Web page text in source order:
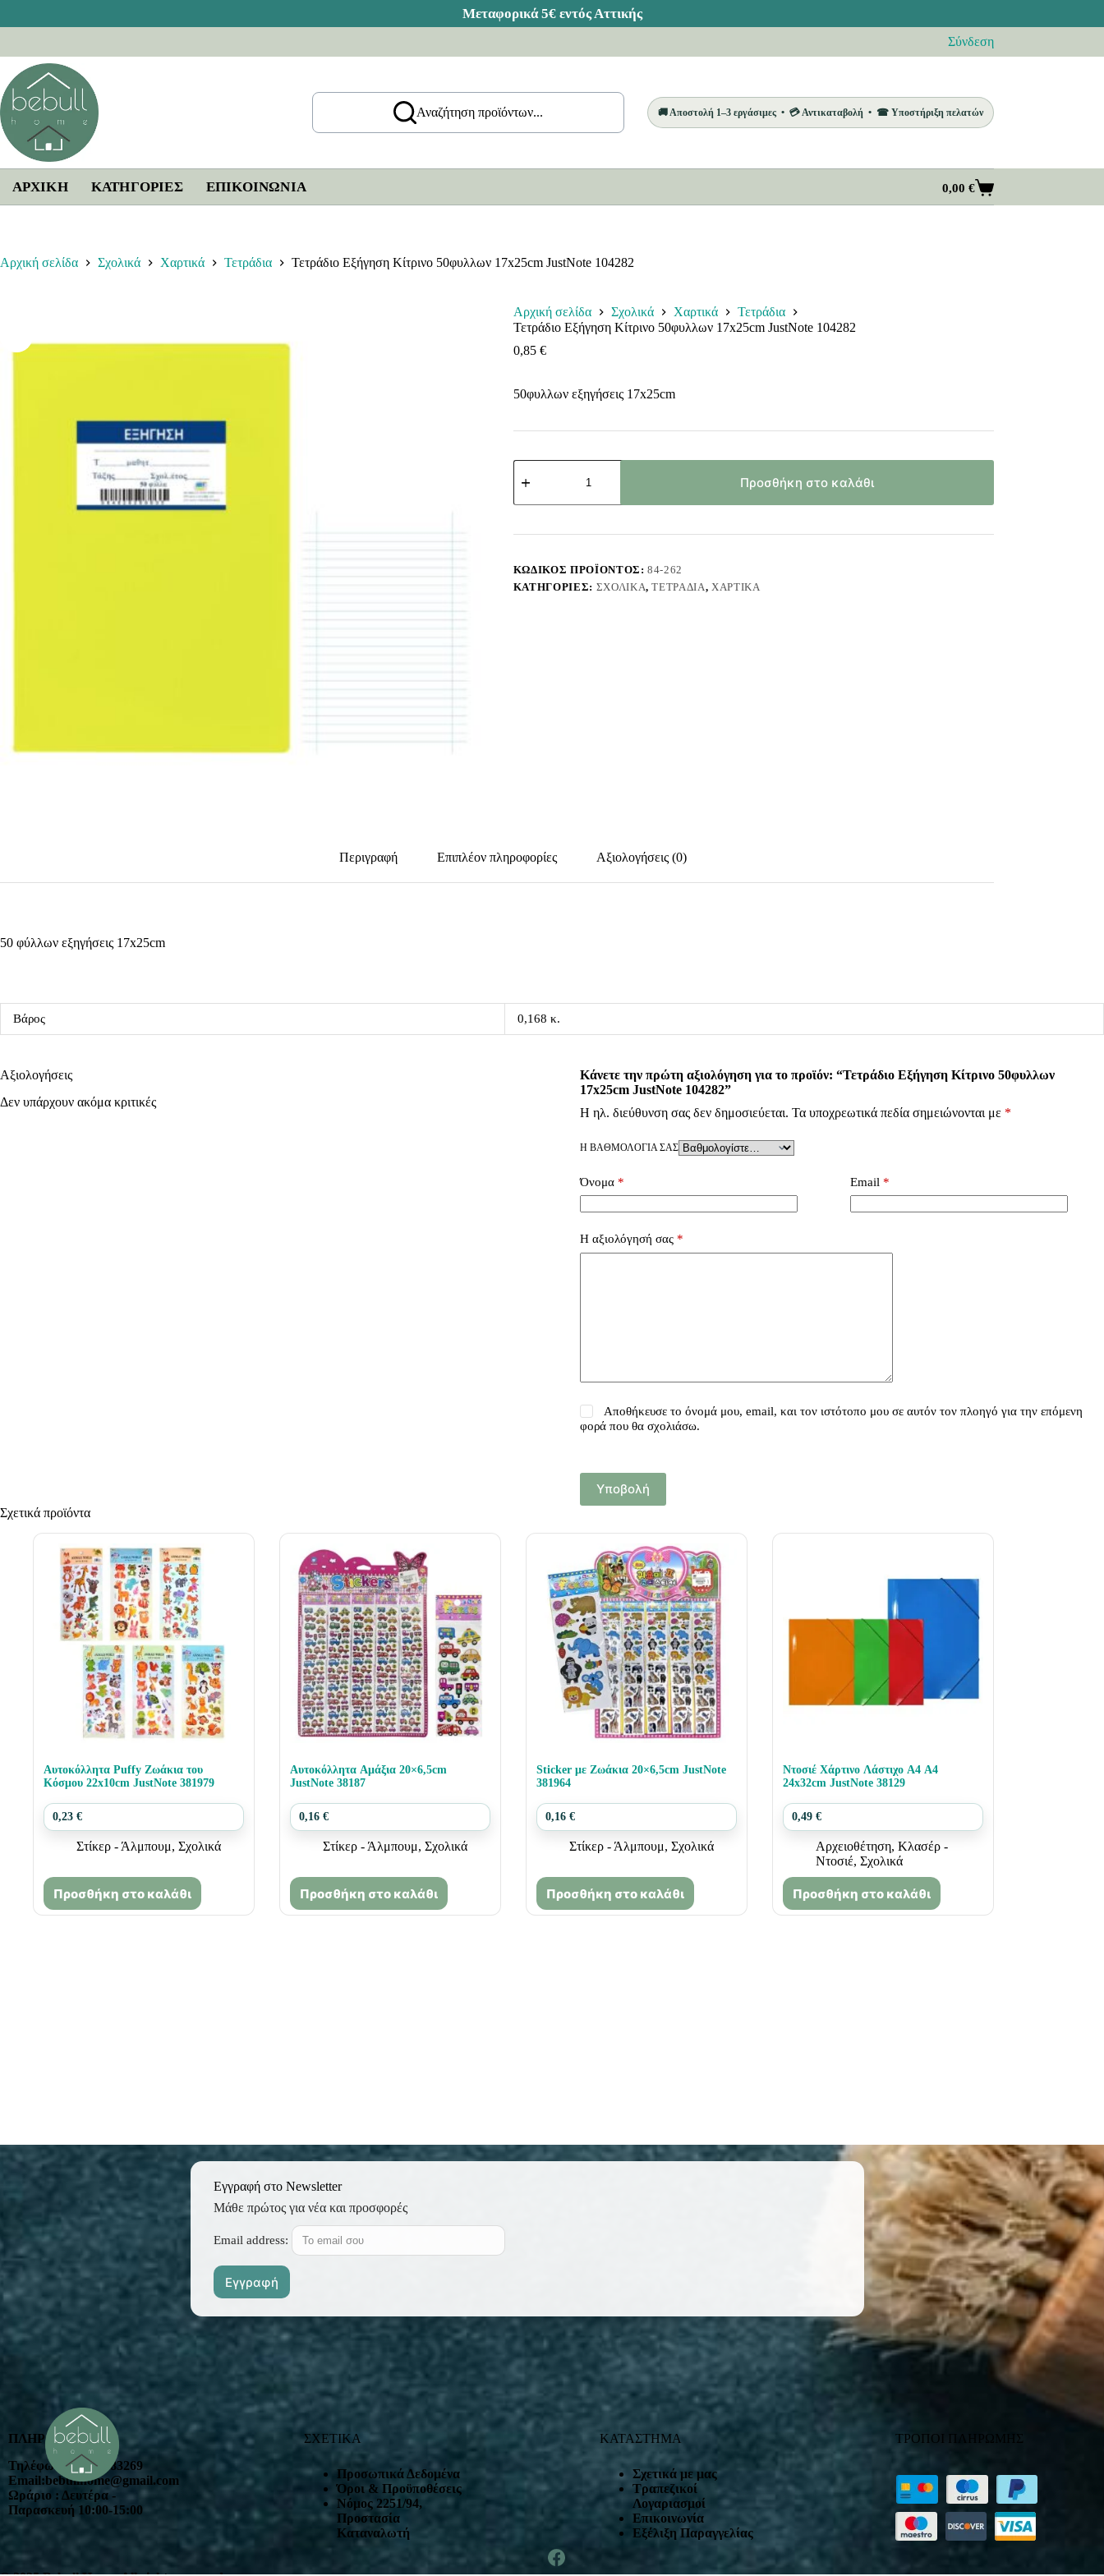
περιεχόμενο
Σύνδεση
Αναζήτηση προϊόντων... 🚚 Αποστολή 1–3 εργάσιμες • 💳 Αντικαταβολή • ☎ Υποστήριξη πελατών
ΑΡΧΙΚΗ ΚΑΤΗΓΟΡΙΕΣ ΕΠΙΚΟΙΝΩΝΊΑ
Καλάθι
Αγορών
0,00 €
Αρχική σελίδα Σχολικά Χαρτικά Τετράδια Τετράδιο Εξήγηση Κίτρινο 50φυλλων 17x25cm JustNote 104282
Αρχική σελίδα Σχολικά Χαρτικά
Τετράδια
Τετράδιο Εξήγηση Κίτρινο 50φυλλων 17x25cm JustNote 104282
0,85 €
50φυλλων εξηγήσεις 17x25cm
Τετράδιο
Εξήγηση
50φυλλων
JustNote
ποσότητα
Προσθήκη στο καλάθι
ΚΩΔΙΚΌΣ ΠΡΟΪΌΝΤΟΣ:84-262
ΚΑΤΗΓΟΡΊΕΣ: ΣΧΟΛΙΚΆ,ΤΕΤΡΆΔΙΑ, ΧΑΡΤΙΚΆ
Περιγραφή Επιπλέον πληροφορίες Αξιολογήσεις (0)
50 φύλλων εξηγήσεις 17x25cm
Βάρος 0,168 κ.
Αξιολογήσεις
Δεν υπάρχουν ακόμα κριτικές
Κάνετε την πρώτη αξιολόγηση για το προϊόν: “Τετράδιο Εξήγηση Κίτρινο 50φυλλων
17x25cm JustNote 104282”
Η ηλ. διεύθυνση σας δεν δημοσιεύεται. Τα υποχρεωτικά πεδία σημειώνονται με *
Η ΒΑΘΜΟΛΟΓΊΑ ΣΑΣ
Όνομα* Email *
Η αξιολόγησή σας *
Αποθήκευσε το όνομά μου, email, και τον ιστότοπο μου σε αυτόν τον πλοηγό για την επόμενη
φορά που θα σχολιάσω.
Υποβολή
Σχετικά προϊόντα
Αυτοκόλλητα Puffy Ζωάκια του
Κόσμου 22x10cm JustNote 381979
0,23 €
Στίκερ - Άλμπουμ, Σχολικά
Προσθήκη στο καλάθι
Αυτοκόλλητα Αμάξια 20×6,5cm
JustNote 38187
0,16 €
Στίκερ - Άλμπουμ, Σχολικά
Προσθήκη στο καλάθι
Sticker με Ζωάκια 20×6,5cm JustNote
381964
0,16 €
Στίκερ - Άλμπουμ, Σχολικά
Προσθήκη στο καλάθι
Ντοσιέ Χάρτινο Λάστιχο Α4 Α4
24x32cm JustNote 38129
0,49 €
Αρχειοθέτηση, Κλασέρ -
Ντοσιέ, Σχολικά
Προσθήκη στο καλάθι
Εγγραφή στο Newsletter
Μάθε πρώτος για νέα και προσφορές
Email address:
ΠΛΗΡΟΦΟΡΙΕΣ
Τηλέφωνο : 2102383269
Email:bebullhome@gmail.com
Ωράριο : Δευτέρα -
Παρασκευή 10:00-15:00
ΣΧΕΤΙΚΑ
Προσωπικά Δεδομένα
Όροι & Προϋποθέσεις
Nόμος 2251/94,
Προστασία
Καταναλωτή
ΚΑΤΑΣΤΗΜΑ
Σχετικά με μας
Τραπεζικοί
Λογαριασμοί
Επικοινωνία
Εξέλιξη Παραγγελίας
ΤΡΟΠΟΙ ΠΛΗΡΩΜΗΣ